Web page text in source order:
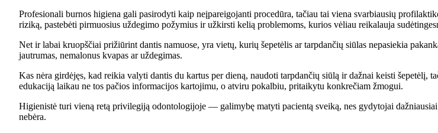
Profesionali burnos higiena gali pasirodyti kaip neįpareigojanti procedūra, tačiau tai viena svarbiausių
riziką, pastebėti pirmuosius uždegimo požymius ir užkirsti kelią problemoms, kurios vėliau reikalauja
Net ir labai kruopščiai prižiūrint dantis namuose, yra vietų, kurių šepetėlis ar tarpdančių siūlas nepasiekia
jautrumas, nemalonus kvapas ar uždegimas.
Kas nėra girdėjęs, kad reikia valyti dantis du kartus per dieną, naudoti tarpdančių siūlą ir dažnai keisti šepetėlį,
edukaciją laikau ne tos pačios informacijos kartojimu, o atviru pokalbiu, pritaikytu konkrečiam žmogui.
Higienistė turi vieną retą privilegiją odontologijoje — galimybę matyti pacientą sveiką, nes gydytojai
nebėra.